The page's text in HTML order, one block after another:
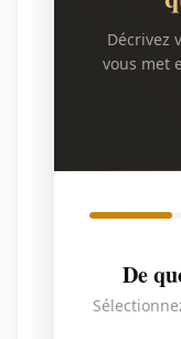
Décrivez
vous met
De